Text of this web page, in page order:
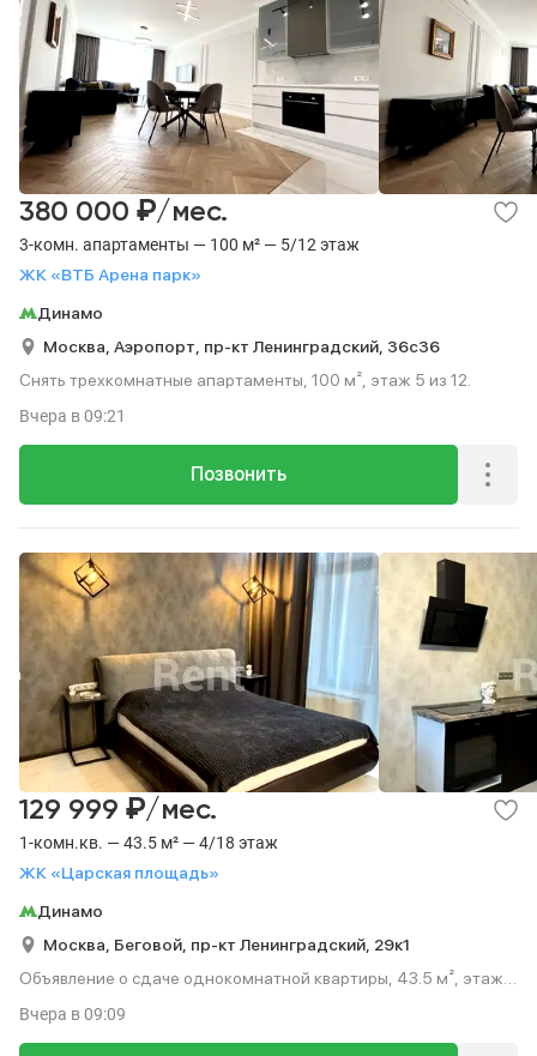
3-комн. апартаменты — 100 м² — 5/12 этаж
ЖК «ВТБ Арена парк»
380 000 ₽/мес.
Динамо
Москва, Аэропорт, пр-кт Ленинградский, 36с36
Снять трехкомнатные апартаменты, 100 м², этаж 5 из 12.
Позвонить
Вчера в 09:21
1-комн.кв. — 43.5 м² — 4/18 этаж
ЖК «Царская площадь»
129 999 ₽/мес.
Динамо
Москва, Беговой, пр-кт Ленинградский, 29к1
Объявление о сдаче однокомнатной квартиры, 43.5 м², этаж
Вчера в 09:09